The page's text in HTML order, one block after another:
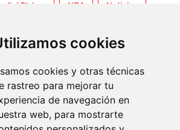
cookies
cookies y otras técnicas
rastreo para mejorar tu
de navegación en
web, para mostrarte
Clubes NBA Noticias
Mexicana Serie A
Tigres Toluca UFC WWE